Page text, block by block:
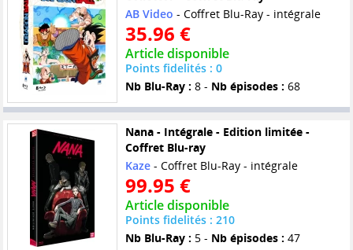
AB Video - Coffret Blu-Ray - intégrale
35.96 €
Article disponible
Points fidelités : 0
Nb Blu-Ray : 8 - Nb épisodes : 68
Nana - Intégrale - Edition limitée -
Coffret Blu-ray
Kaze- Coffret Blu-Ray - intégrale
99.95 €
Article disponible
Points fidelités : 210
Nb Blu-Ray : 5 - Nb épisodes : 47